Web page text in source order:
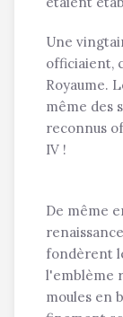
Une
officiaient,
Royaume.
même des
reconnus
De même
fondèrent
l'emblème
moules en